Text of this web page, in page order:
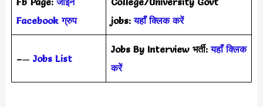
Facebook ग्रुप
jobs:यहाँ क्लिक करें
–— Jobs List
Jobs By Interview भर्ती:यहाँ क्लिक
करें